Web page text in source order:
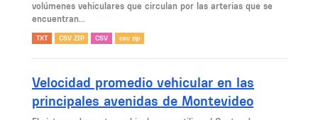
volúmenes vehiculares que circulan por las arterias que se
encuentran...
TXT CSV ZIP CSV csv zip
Velocidad promedio vehicular en las
principales avenidas de Montevideo